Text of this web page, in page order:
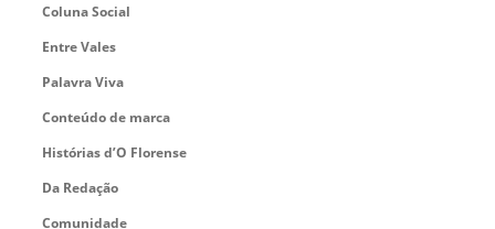
Coluna Social
Entre Vales
Palavra Viva
Conteúdo de marca
Histórias d’O Florense
Da Redação
Comunidade